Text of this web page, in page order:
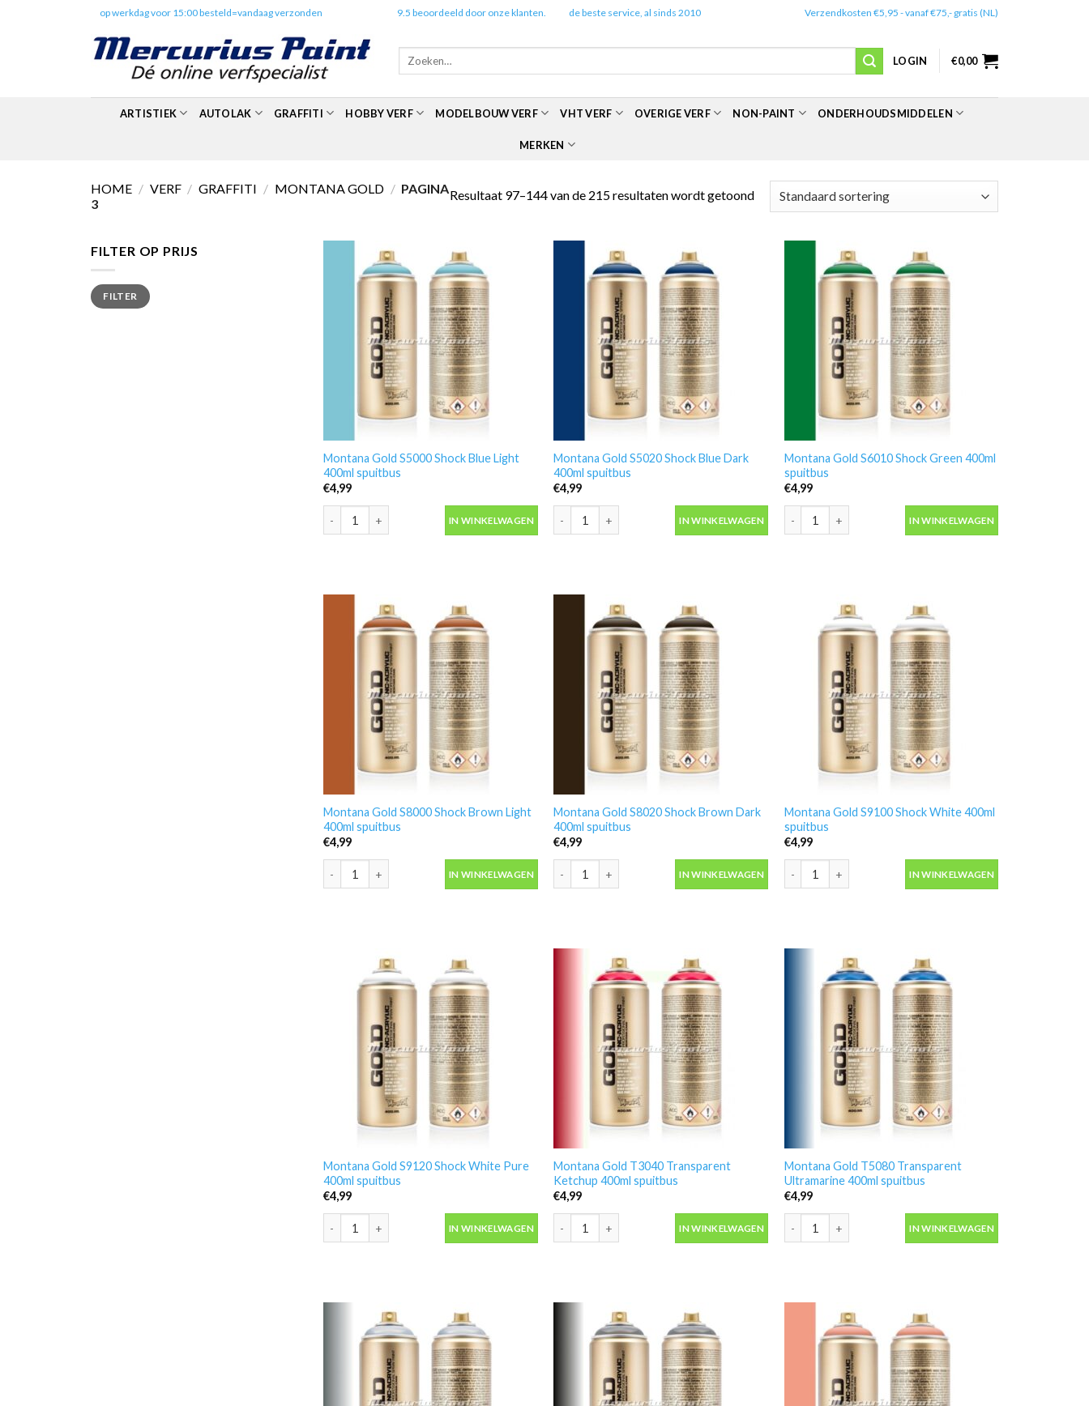
op werkdag voor 15:00 besteld=vandaag verzonden 9.5 beoordeeld door onze klanten. de beste service, al sinds 2010 Verzendkosten €5,95 - vanaf €75,- gratis (NL)
Zoeken
LOGIN €0,00
ARTISTIEK AUTOLAK GRAFFITI HOBBY VERF MODELBOUW VERF VHT VERF OVERIGE VERF NON-PAINT ONDERHOUDSMIDDELEN
MERKEN
HOME / VERF / GRAFFITI / MONTANA GOLD / PAGINA
3
Resultaat 97–144 van de 215 resultaten wordt getoond
FILTER OP PRIJS
Min.
prijs
Max.
prijsFILTER
Montana Gold S5000 Shock Blue Light
400ml spuitbus
€4,99
Montana Gold S5000 Shock Blue Light 400ml spuitbus aantal
IN WINKELWAGEN
Montana Gold S5020 Shock Blue Dark
400ml spuitbus
€4,99
Montana Gold S5020 Shock Blue Dark 400ml spuitbus aantal
IN WINKELWAGEN
Montana Gold S6010 Shock Green 400ml
spuitbus
€4,99
Montana Gold S6010 Shock Green 400ml spuitbus aantal
IN WINKELWAGEN
Montana Gold S8000 Shock Brown Light
400ml spuitbus
€4,99
Montana Gold S8000 Shock Brown Light 400ml spuitbus aantal
IN WINKELWAGEN
Montana Gold S8020 Shock Brown Dark
400ml spuitbus
€4,99
Montana Gold S8020 Shock Brown Dark 400ml spuitbus aantal
IN WINKELWAGEN
Montana Gold S9100 Shock White 400ml
spuitbus
€4,99
Montana Gold S9100 Shock White 400ml spuitbus aantal
IN WINKELWAGEN
Montana Gold S9120 Shock White Pure
400ml spuitbus
€4,99
Montana Gold S9120 Shock White Pure 400ml spuitbus aantal
IN WINKELWAGEN
Montana Gold T3040 Transparent
Ketchup 400ml spuitbus
€4,99
Montana Gold T3040 Transparent Ketchup 400ml spuitbus aantal
IN WINKELWAGEN
Montana Gold T5080 Transparent
Ultramarine 400ml spuitbus
€4,99
Montana Gold T5080 Transparent Ultramarine 400ml
IN WINKELWAGEN